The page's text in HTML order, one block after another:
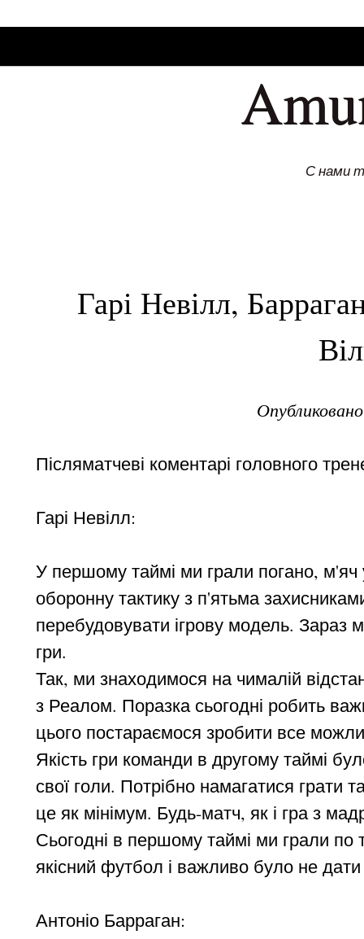
С нами
Гарі Невілл,
Післяматчеві коментарі головного
Гарі Невілл:
У першому таймі ми грали погано,
оборонну тактику з п'ятьма
перебудовувати ігрову модель. Зараз
гри.
Так, ми знаходимося на чималій
з Реалом. Поразка сьогодні робить
цього постараємося зробити все
Якість гри команди в другому таймі
свої голи. Потрібно намагатися грати
це як мінімум. Будь-матч, як і гра з
Сьогодні в першому таймі ми грали по
якісний футбол і важливо було не дати
Антоніо Барраган: